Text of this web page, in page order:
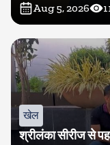
Aug 5, 2026
खेल
श्रीलंका सीरीज से